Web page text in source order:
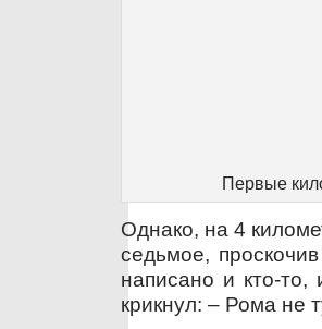
Первые
Однако, на 4
седьмое,
написано и кто-то,
крикнул: – Рома не